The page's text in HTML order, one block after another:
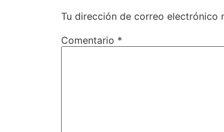
Tu dirección de correo electrónico
Comentario *